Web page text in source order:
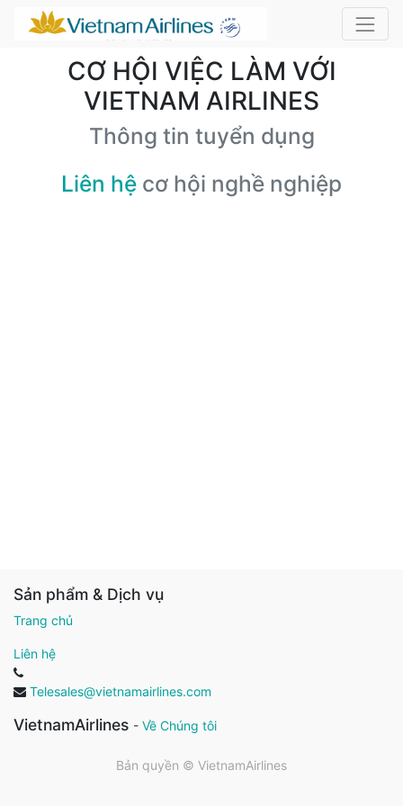
CƠ HỘI VIỆC LÀM VỚI
VIETNAM AIRLINES
Thông tin tuyển dụng
Liên hệ cơ hội nghề nghiệp
Sản phẩm & Dịch vụ
Trang chủ
Liên hệ
Telesales@vietnamairlines.com
VietnamAirlines - Về Chúng tôi
Bản quyền © VietnamAirlines